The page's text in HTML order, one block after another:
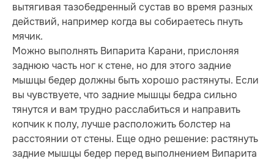
вытягивая тазобедренный сустав во время разных
действий, например когда вы собираетесь пнуть
мячик.
Можно выполнять Випарита Карани, прислоняя
заднюю часть ног к стене, но для этого задние
мышцы бедер должны быть хорошо растянуты. Если
вы чувствуете, что задние мышцы бедра сильно
тянутся и вам трудно расслабиться и направить
копчик к полу, лучше расположить болстер на
расстоянии от стены. Еще одно решение: растянуть
задние мышцы бедер перед выполнением Випарита